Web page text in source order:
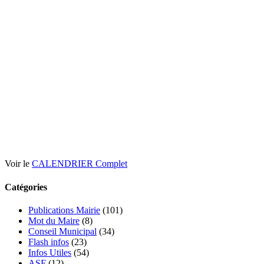
Voir le CALENDRIER Complet
Catégories
Publications Mairie (101)
Mot du Maire (8)
Conseil Municipal (34)
Flash infos (23)
Infos Utiles (54)